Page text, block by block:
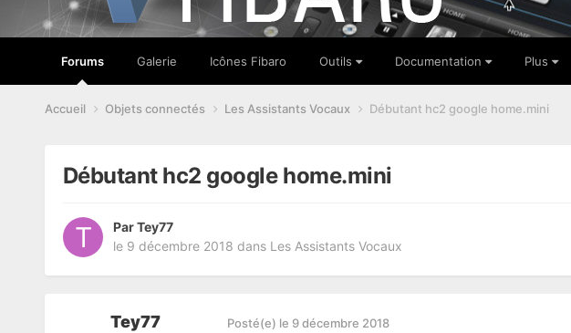
Forums Galerie Icônes Fibaro Outils Documentation Plus
Accueil Objets connectés Les Assistants Vocaux Débutant hc2 google home.mini
Débutant hc2 google home.mini
ParTey77
le 9 décembre 2018 dans Les Assistants Vocaux
Tey77 Posté(e) le 9 décembre 2018